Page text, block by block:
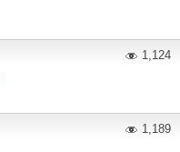
1,124
1,189